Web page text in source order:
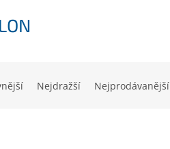
Nejdražší Nejprodávanější